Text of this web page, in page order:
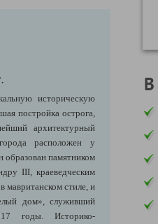
историческую
постройка острога,
архитектурный
расположен у
памятником
III, краеведческим
стиле, и
дом», служивший
годы. Историко-
В